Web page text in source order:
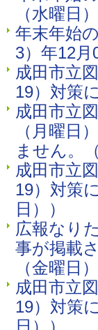
（水曜日
年末年始
3）年12
成田市立
19）対策
成田市立
（月曜日
ません。
成田市立
19）対策
日））
広報なり
事が掲載
（金曜日
成田市立
19）対策
日））